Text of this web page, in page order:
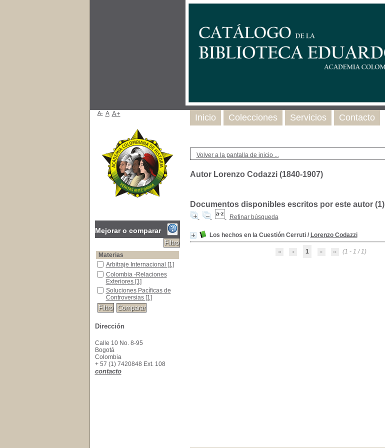
Volver a la pantalla de inicio ...
Autor Lorenzo Codazzi (1840-1907)
Documentos disponibles escritos por este autor (1)
Refinar búsqueda
Los hechos en la Cuestión Cerruti/ Lorenzo Codazzi
1 (1 - 1 / 1)
Inicio Colecciones Servicios Contacto
A- A A+
Mejorar o comparar
Materias
Arbitraje Internacional
Arbitraje Internacional [1]
Colombia -Relaciones Exteriores
Colombia -Relaciones
Exteriores [1]
Soluciones Pacíficas de Controversias
Soluciones Pacíficas de
Controversias [1]
Dirección
Calle 10 No. 8-95
Bogotá
Colombia
+ 57 (1) 7420848 Ext. 108
contacto